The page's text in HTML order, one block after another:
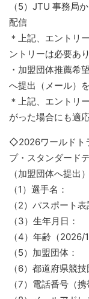
（5）JTU 事務局
配信
＊上記、エントリ
ントリーは必要あ
・加盟団体推薦希
へ提出（メール）
＊上記、エントリ
がった場合にも適
◇2026ワールドト
プ・スタンダード
（加盟団体へ提出）
（1）選手名：
（2）パスポート
（3）生年月日：
（4）年齢（2026/
（5）加盟団体：
（6）都道府県競
（7）電話番号（携